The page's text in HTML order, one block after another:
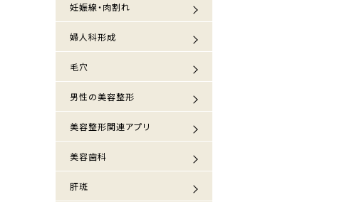
妊娠線・肉割れ
婦人科形成
毛穴
男性の美容整形
美容整形関連アプリ
美容歯科
肝斑